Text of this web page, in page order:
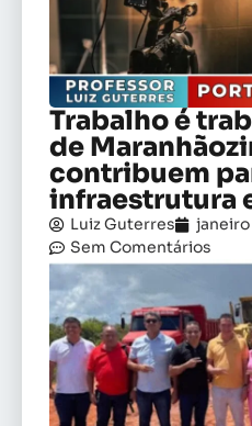
Trabalho é
de
contribuem
infraestrutura
Luiz Guterres janeiro
Sem Comentários